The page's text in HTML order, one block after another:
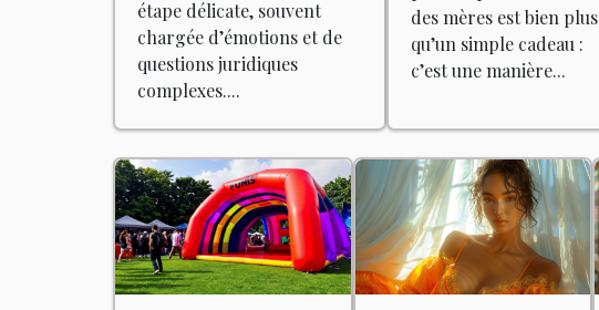
dans les
procédures de
divorce ?
étape délicate, souvent
chargée d’émotions et de
questions juridiques
complexes....
fête des
mères ?
des mères est bien plus
qu’un simple cadeau :
c’est une manière...